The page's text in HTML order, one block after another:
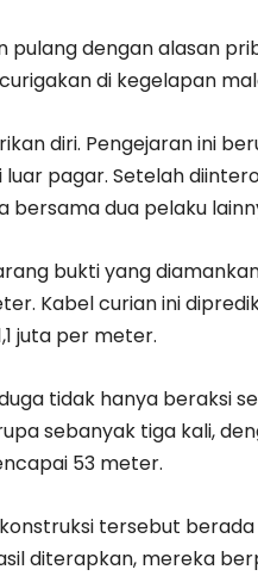
pulang dengan alasan
di kegelapan
diri. Pengejaran ini
pagar. Setelah
dua pelaku
bukti yang
Kabel curian ini
juta per meter.
tidak hanya beraksi
sebanyak tiga kali,
53 meter.
tersebut
diterapkan, mereka